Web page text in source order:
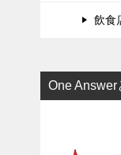
飲食
One Answer